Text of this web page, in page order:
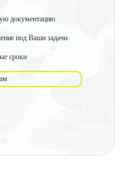
документацию
под Ваши задачи
сроки